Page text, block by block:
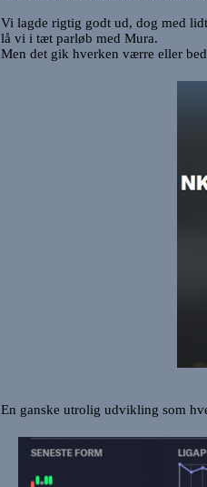
Vi lagde rigtig godt ud, dog med
lå vi i tæt parløb med Mura.
Men det gik hverken værre eller
En ganske utrolig udvikling som